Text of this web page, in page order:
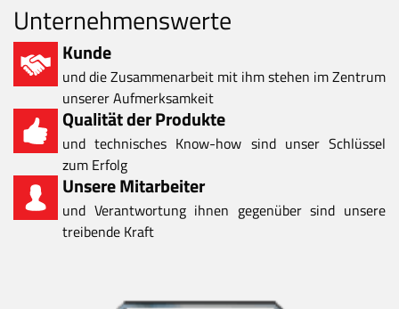
Unternehmenswerte
Kunde
und die Zusammenarbeit mit ihm stehen im Zentrum
unserer Aufmerksamkeit
Qualität der Produkte
und technisches Know-how sind unser Schlüssel
zum Erfolg
Unsere Mitarbeiter
und Verantwortung ihnen gegenüber sind unsere
treibende Kraft